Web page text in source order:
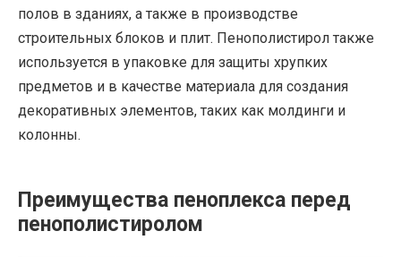
полов в зданиях, а также в производстве
строительных блоков и плит. Пенополистирол также
используется в упаковке для защиты хрупких
предметов и в качестве материала для создания
декоративных элементов, таких как молдинги и
колонны.
Преимущества пеноплекса перед
пенополистиролом